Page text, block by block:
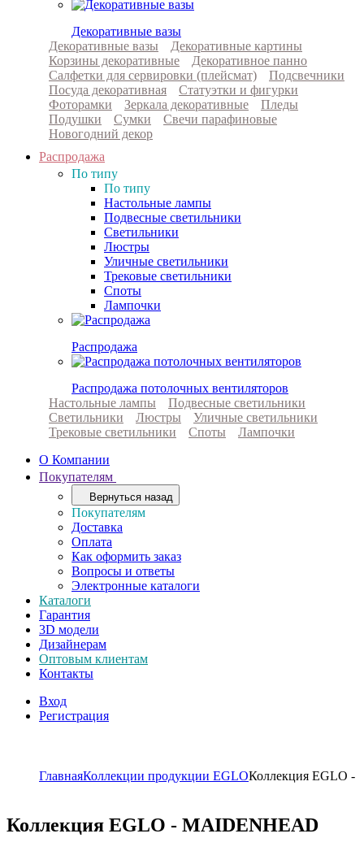
Декоративные вазы
Декоративные вазы
Декоративные картины
Корзины декоративные
Декоративное панно
Салфетки для сервировки (плейсмат)
Подсвечники
Посуда декоративная
Статуэтки и фигурки
Фоторамки
Зеркала декоративные
Пледы
Подушки
Сумки
Свечи парафиновые
Новогодний декор
Распродажа
По типу
По типу
Настольные лампы
Подвесные светильники
Светильники
Люстры
Уличные светильники
Трековые светильники
Споты
Лампочки
Распродажа
Распродажа потолочных вентиляторов
Настольные лампы
Подвесные светильники
Светильники
Люстры
Уличные светильники
Трековые светильники
Споты
Лампочки
О Компании
Покупателям
Вернуться назад
Покупателям
Доставка
Оплата
Как оформить заказ
Вопросы и ответы
Электронные каталоги
Каталоги
Гарантия
3D модели
Дизайнерам
Оптовым клиентам
Контакты
Вход
Регистрация
ГлавнаяКоллекции продукции EGLOКоллекция EGLO -
Коллекция EGLO - MAIDENHEAD